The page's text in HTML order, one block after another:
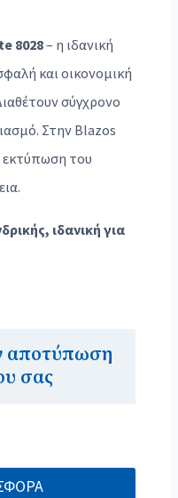
8028– η ιδανική
και οικονομική
σύγχρονο
Στην Blazos
του
ιδανική για
αποτύπωση
σας